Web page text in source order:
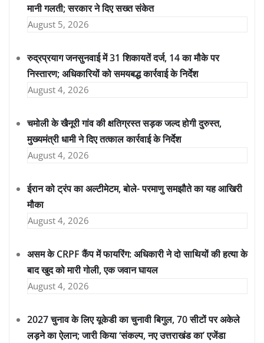
मानी गलती; सरकार ने दिए सख्त संकेत
August 5, 2026
रुद्रप्रयाग जनसुनवाई में 31 शिकायतें दर्ज, 14 का मौके पर
निस्तारण; अधिकारियों को समयबद्ध कार्रवाई के निर्देश
August 4, 2026
चमोली के खैनूरी गांव की क्षतिग्रस्त सड़क जल्द होगी दुरुस्त,
मुख्यमंत्री धामी ने दिए तत्काल कार्रवाई के निर्देश
August 4, 2026
ईरान को ट्रंप का अल्टीमेटम, बोले- परमाणु समझौते का यह आखिरी
मौका
August 4, 2026
असम के CRPF कैंप में फायरिंग: अधिकारी ने दो साथियों की हत्या के
बाद खुद को मारी गोली, एक जवान घायल
August 4, 2026
2027 चुनाव के लिए यूकेडी का चुनावी बिगुल, 70 सीटों पर अकेले
लड़ने का ऐलान; जारी किया ‘संकल्प, नए उत्तराखंड का’ एजेंडा